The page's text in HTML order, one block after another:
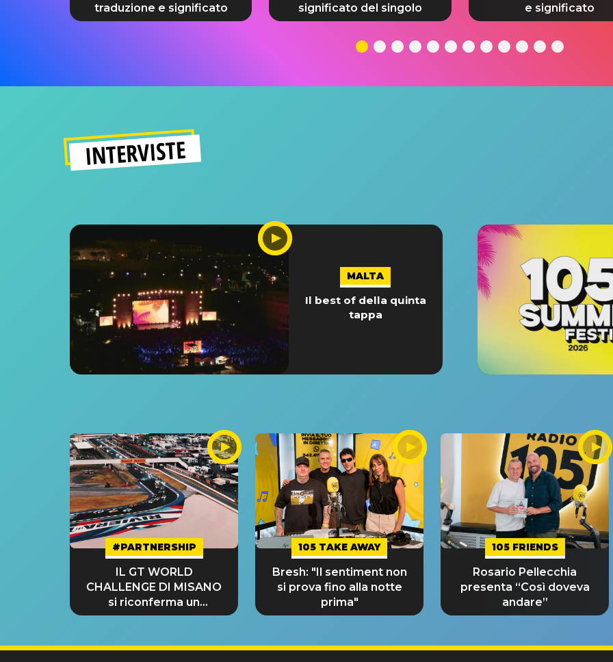
traduzione e significato
significato del singolo
e significato
INTERVISTE
MALTA
Il best of della quinta
tappa
#PARTNERSHIP
IL GT WORLD
CHALLENGE DI MISANO
si riconferma un
GRANDE SUCCESSO!
105 TAKE AWAY
Bresh: "Il sentiment non
si prova fino alla notte
prima"
105 FRIENDS
Rosario Pellecchia
presenta “Così doveva
andare”